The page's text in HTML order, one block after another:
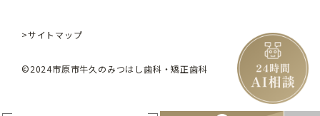
>サイトマップ
©2024市原市牛久のみつはし歯科・矯正歯科